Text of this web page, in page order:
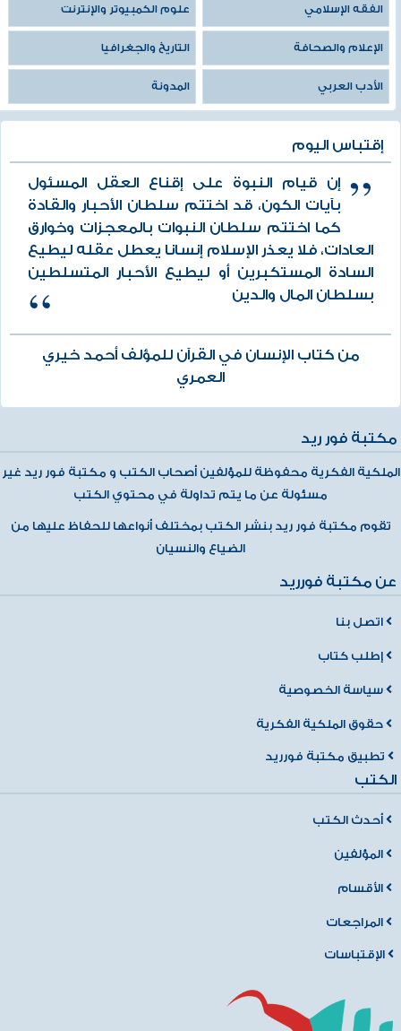
الفقه الإسلامي علوم الكمبيوتر والإنترنت
الإعلام والصحافة التاريخ والجغرافيا
الأدب العربي المدونة
إقتباس اليوم
إن قيام النبوة على إقناع العقل المسئول
بآيات الكون، قد اختتم سلطان الأحبار والقادة
كما اختتم سلطان النبوات بالمعجزات وخوارق
العادات، فلا يعذر الإسلام إنسانا يعطل عقله ليطيع
السادة المستكبرين أو ليطيع الأحبار المتسلطين
بسلطان المال والدين
من كتاب الإنسان في القرآن للمؤلف أحمد خيري
العمري
مكتبة فور ريد
الملكية الفكرية محفوظة للمؤلفين أصحاب الكتب و مكتبة فور ريد غير
مسئولة عن ما يتم تداولة في محتوي الكتب
تقوم مكتبة فور ريد بنشر الكتب بمختلف أنواعها للحفاظ عليها من
الضياع والنسيان
عن مكتبة فورريد
اتصل بنا
إطلب كتاب
سياسة الخصوصية
حقوق الملكية الفكرية
تطبيق مكتبة فورريد
الكتب
أحدث الكتب
المؤلفين
الأقسام
المراجعات
الإقتباسات